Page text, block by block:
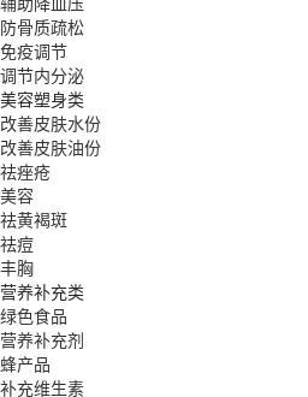
防骨质疏松
免疫调节
调节内分泌
美容塑身类
改善皮肤水份
改善皮肤油份
祛痤疮
美容
祛黄褐斑
祛痘
丰胸
营养补充类
绿色食品
营养补充剂
蜂产品
补充维生素